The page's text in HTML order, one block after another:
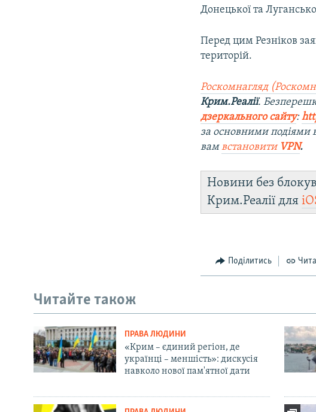
Донецької та
Перед цим Резніков
територій.
Роскомнагляд
Крим.Реалії.
дзеркального сайту:
за основними подіями
вамвстановити VPN.
Новини без
Крим.Реалії для
Поділитись
Читайте також
ПРАВА ЛЮДИНИ
«Крим – єдиний регіон, де
українці – меншість»: дискусія
навколо нової пам'ятної дати